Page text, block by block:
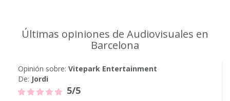
Últimas opiniones de Audiovisuales en
Barcelona
Opinión sobre: Vitepark Entertainment
De: Jordi
5/5